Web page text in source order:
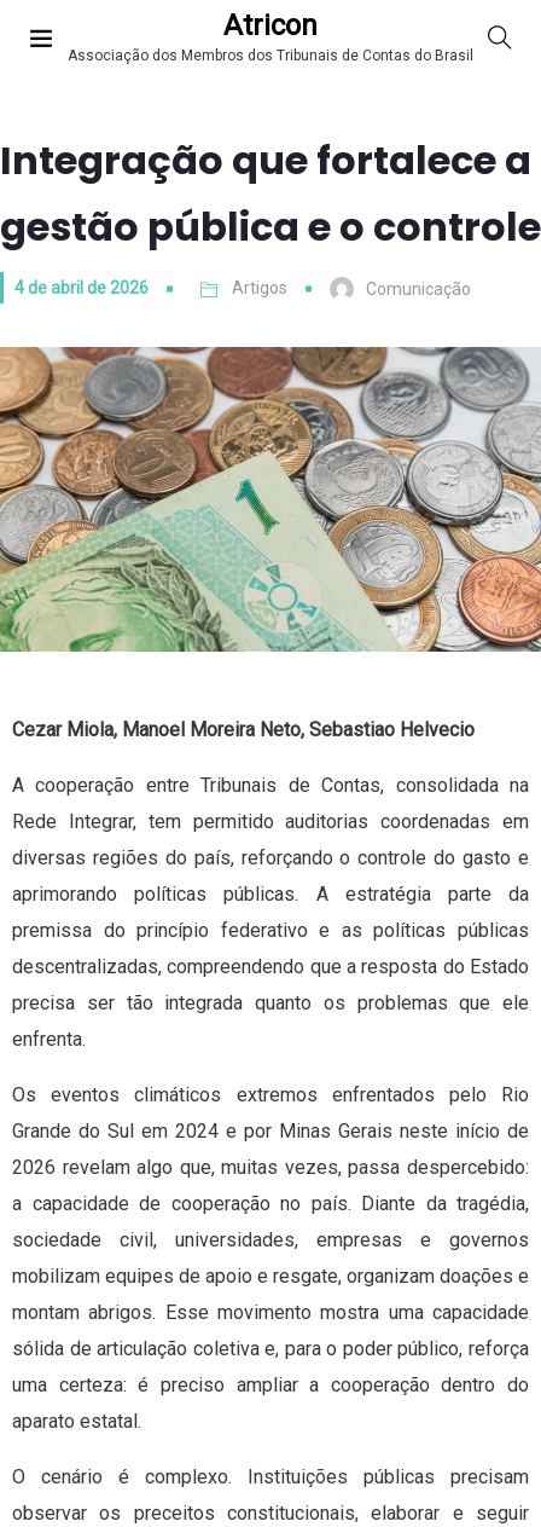
Atricon
Associação dos Membros dos Tribunais de Contas do Brasil
Integração que fortalece a
gestão pública e o controle
4 de abril de 2026 Artigos Comunicação
Cezar Miola, Manoel Moreira Neto, Sebastiao Helvecio
A cooperação entre Tribunais de Contas, consolidada na
Rede Integrar, tem permitido auditorias coordenadas em
diversas regiões do país, reforçando o controle do gasto e
aprimorando políticas públicas. A estratégia parte da
premissa do princípio federativo e as políticas públicas
descentralizadas, compreendendo que a resposta do Estado
precisa ser tão integrada quanto os problemas que ele
enfrenta.
Os eventos climáticos extremos enfrentados pelo Rio
Grande do Sul em 2024 e por Minas Gerais neste início de
2026 revelam algo que, muitas vezes, passa despercebido:
a capacidade de cooperação no país. Diante da tragédia,
sociedade civil, universidades, empresas e governos
mobilizam equipes de apoio e resgate, organizam doações e
montam abrigos. Esse movimento mostra uma capacidade
sólida de articulação coletiva e, para o poder público, reforça
uma certeza: é preciso ampliar a cooperação dentro do
aparato estatal.
O cenário é complexo. Instituições públicas precisam
observar os preceitos constitucionais, elaborar e seguir